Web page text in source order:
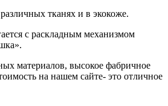
тканях и в экокоже.
с раскладным механизмом
материалов, высокое фабричное
на нашем сайте- это отличное